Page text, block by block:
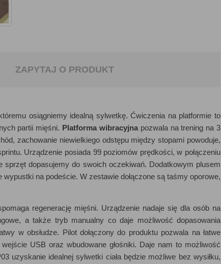
ZAPYTAJ O PRODUKT
osiągniemy idealną sylwetkę. Ćwiczenia na platformie to
partii mięśni. Platforma wibracyjnapozwala na trening na 3
zachowanie niewielkiego odstępu między stopami powoduje,
Urządzenie posiada 99 poziomów prędkości, w połączeniu
dopasujemy do swoich oczekiwań. Dodatkowym plusem
na podeście. W zestawie dołączone są taśmy oporowe,
regenerację mięśni. Urządzenie nadaje się dla osób na
a także tryb manualny co daje możliwość dopasowania
w obsłudze. Pilot dołączony do produktu pozwala na łatwe
USB oraz wbudowane głośniki. Daje nam to możliwość
uzyskanie idealnej sylwetki ciała będzie możliwe bez wysiłku,